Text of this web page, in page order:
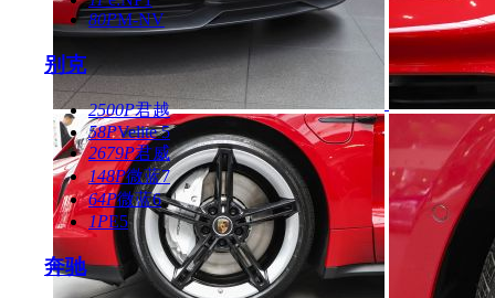
80PM-NV
别克
2500P君越
58PVelite 5
2679P君威
148P微蓝7
64P微蓝6
1PE5
奔驰